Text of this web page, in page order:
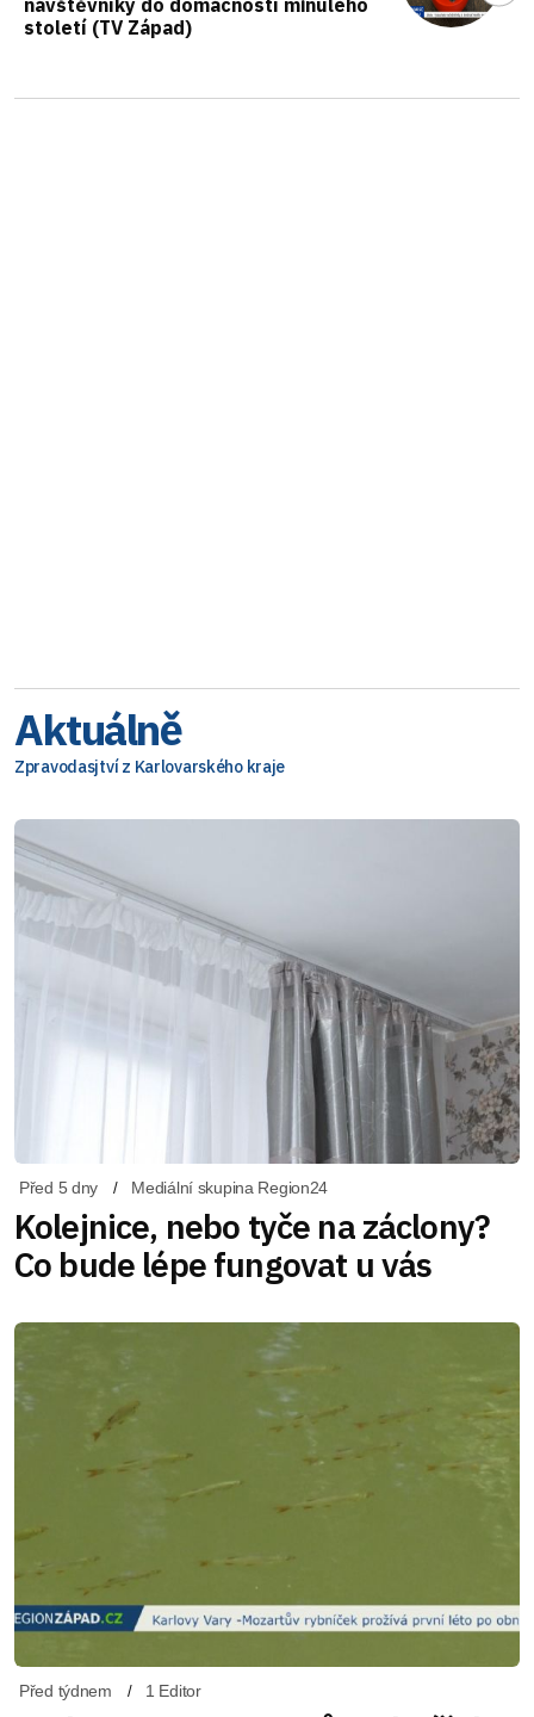
století (TV Západ)
Aktuálně
Zpravodasjtví z Karlovarského kraje
Před 5 dny Mediální skupina Region24
Kolejnice, nebo tyče na záclony?
Co bude lépe fungovat u vás
Před týdnem 1 Editor